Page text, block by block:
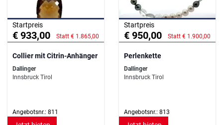
Startpreis
€ 933,00 Statt € 1.865,00
Collier mit Citrin-Anhänger
Dallinger
Innsbruck Tirol
Angebotsnr.: 811
Startpreis
€ 950,00 Statt € 1.900,00
Perlenkette
Dallinger
Innsbruck Tirol
Angebotsnr.: 813